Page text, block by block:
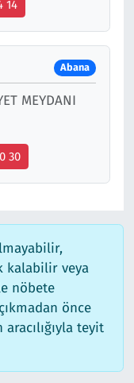
14
Abana
MEYDANI
30
kalabilir veya
nöbete
önce
teyit